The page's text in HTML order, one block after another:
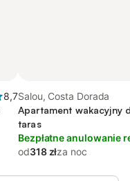
8,7Salou, Costa Dorada
Apartament wakacyjny
taras
Bezpłatne anulowanie
od318 złza noc